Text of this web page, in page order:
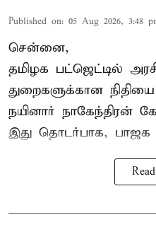
Published on: 05 Aug 2026, 3:48
சென்னை,
தமிழக பட்ஜெட்டில்
துறைகளுக்கான
நயினார் நாகேந்திரன்
இது தொடர்பாக,